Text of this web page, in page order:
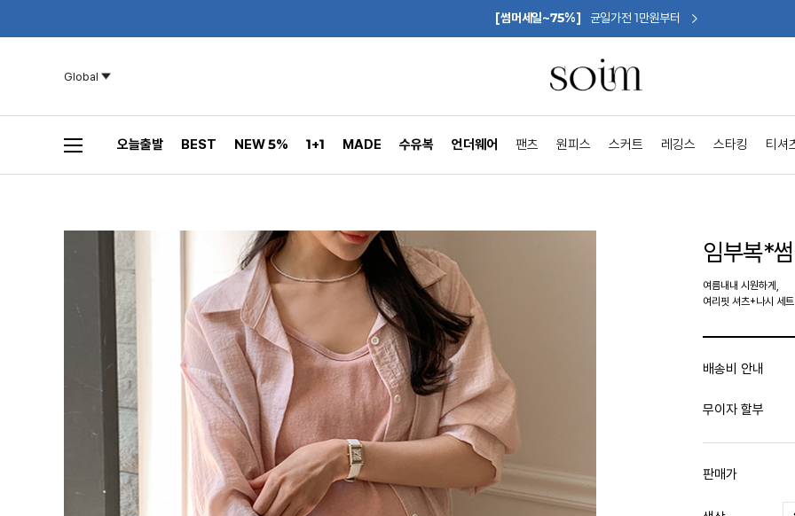
[썸머세일~75%] 균일가전 1만원부터
Global
오늘출발 BEST NEW 5% 1+1 MADE 수유복 언더웨어 팬츠 원피스 스커트 레깅스 스타킹 티셔
임부복*
여름내내 시원하게,
여리핏 셔츠+나시 세트
배송비 안내
무이자 할부
판매가